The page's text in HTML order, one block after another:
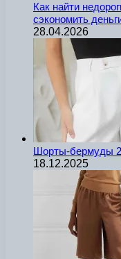
Как найти
сэкономить
28.04.2026
Шорты-бермуды
18.12.2025